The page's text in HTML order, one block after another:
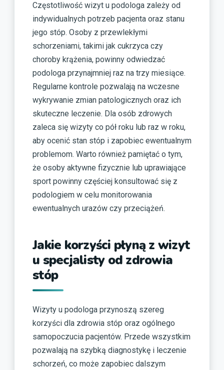
Częstotliwość wizyt u podologa zależy od
indywidualnych potrzeb pacjenta oraz stanu
jego stóp. Osoby z przewlekłymi
schorzeniami, takimi jak cukrzyca czy
choroby krążenia, powinny odwiedzać
podologa przynajmniej raz na trzy miesiące.
Regularne kontrole pozwalają na wczesne
wykrywanie zmian patologicznych oraz ich
skuteczne leczenie. Dla osób zdrowych
zaleca się wizyty co pół roku lub raz w roku,
aby ocenić stan stóp i zapobiec ewentualnym
problemom. Warto również pamiętać o tym,
że osoby aktywne fizycznie lub uprawiające
sport powinny częściej konsultować się z
podologiem w celu monitorowania
ewentualnych urazów czy przeciążeń.
Jakie korzyści płyną z wizyt
u specjalisty od zdrowia
stóp
Wizyty u podologa przynoszą szereg
korzyści dla zdrowia stóp oraz ogólnego
samopoczucia pacjentów. Przede wszystkim
pozwalają na szybką diagnostykę i leczenie
schorzeń, co może zapobiec dalszym